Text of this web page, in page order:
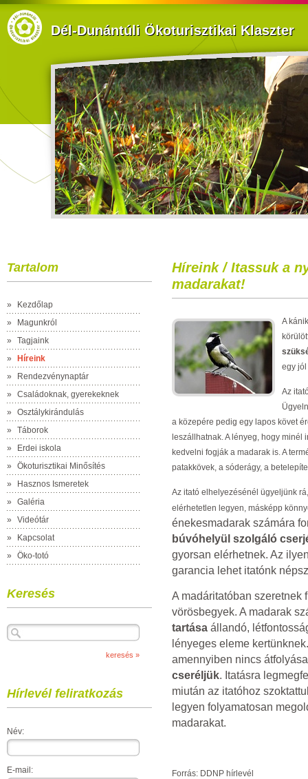
Dél-Dunántúli Ökoturisztikai Klaszter
Tartalom
»
Kezdőlap
»
Magunkról
»
Tagjaink
»
Híreink
»
Rendezvénynaptár
»
Családoknak, gyerekeknek
»
Osztálykirándulás
»
Táborok
»
Erdei iskola
»
Ökoturisztikai Minősítés
»
Hasznos Ismeretek
»
Galéria
»
Videótár
»
Kapcsolat
»
Öko-totó
Keresés
Hírlevél feliratkozás
Név:
E-mail:
Híreink / Itassuk a
madarakat!
A
egy jól
Az
a közepére pedig egy lapos követ
leszállhatnak. A lényeg, hogy minél
kedvelni fogják a madarak is. A
patakkövek, a sóderágy, a
Az itató elhelyezésénél ügyeljünk
elérhetetlen legyen, másképp
énekesmadarak számára
búvóhelyül szolgáló
gyorsan elérhetnek. Az
garancia lehet itatónk
A madáritatóban szeretnek
vörösbegyek. A madarak
tartása állandó,
lényeges eleme
amennyiben nincs
cseréljük. Itatásra
miután az itatóhoz
legyen folyamatosan
madarakat.
Forrás: DDNP hírlevél